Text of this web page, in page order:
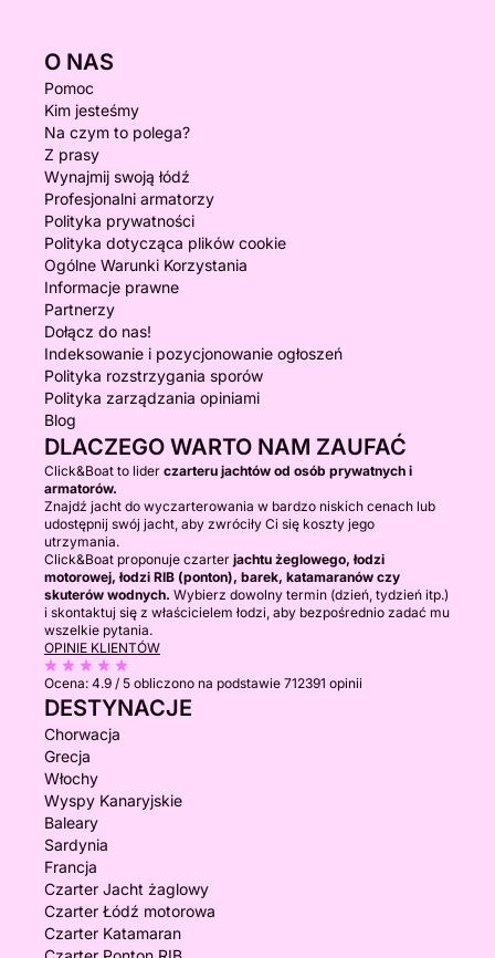
O NAS
Pomoc
Kim jesteśmy
Na czym to polega?
Z prasy
Wynajmij swoją łódź
Profesjonalni armatorzy
Polityka prywatności
Polityka dotycząca plików cookie
Ogólne Warunki Korzystania
Informacje prawne
Partnerzy
Dołącz do nas!
Indeksowanie i pozycjonowanie ogłoszeń
Polityka rozstrzygania sporów
Polityka zarządzania opiniami
Blog
DLACZEGO WARTO NAM ZAUFAĆ
Click&Boat to lider czarteru jachtów od osób prywatnych i
armatorów.
Znajdź jacht do wyczarterowania w bardzo niskich cenach lub
udostępnij swój jacht, aby zwróciły Ci się koszty jego
utrzymania.
Click&Boat proponuje czarter jachtu żeglowego, łodzi
motorowej, łodzi RIB (ponton), barek, katamaranów czy
skuterów wodnych. Wybierz dowolny termin (dzień, tydzień itp.)
i skontaktuj się z właścicielem łodzi, aby bezpośrednio zadać mu
wszelkie pytania.
OPINIE KLIENTÓW
Ocena: 4.9 / 5 obliczono na podstawie 712391 opinii
DESTYNACJE
Chorwacja
Grecja
Włochy
Wyspy Kanaryjskie
Baleary
Sardynia
Francja
Czarter Jacht żaglowy
Czarter Łódź motorowa
Czarter Katamaran